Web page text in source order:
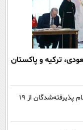
ترکیه و پاکستان
نتایج آزمون مدارس سمپاد اعلام شد/ ثبت‌نام پذیرفته‌شدگان از ۱۹